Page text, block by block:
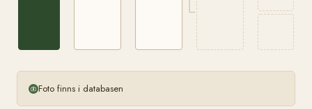
Foto finns i databasen